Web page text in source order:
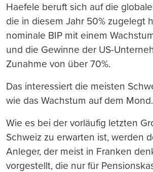
Haefele beruft sich auf die
die in diesem Jahr 50% zugelegt
nominale BIP mit einem
und die Gewinne der US-
Zunahme von über 70%.
Das interessiert die meisten
wie das Wachstum auf dem
Wie es bei der vorläufig letzten
Schweiz zu erwarten ist, werden
Anleger, der meist in Franken
vorgestellt, die nur für